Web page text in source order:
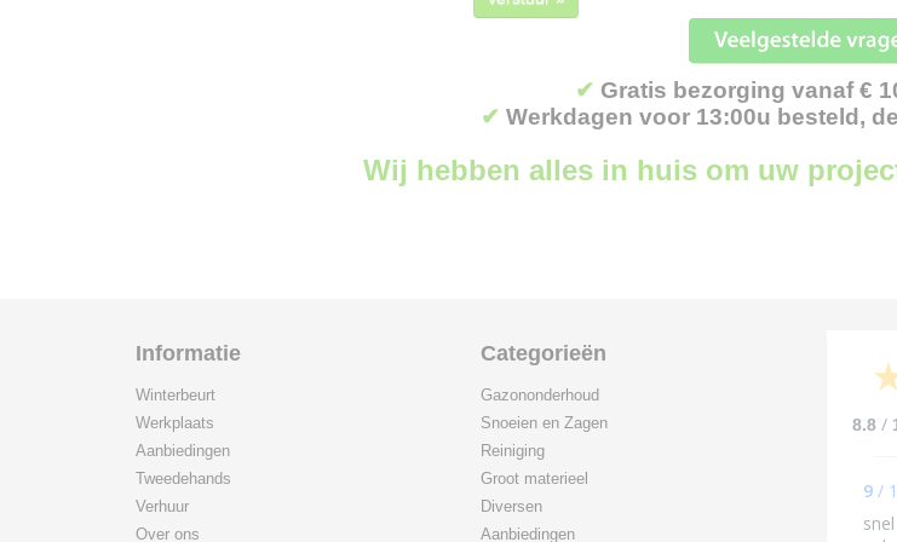
✔ Gratis bezorging vanaf €
✔ Werkdagen voor 13:00u besteld,
Wij hebben alles in huis om uw
Informatie
Winterbeurt
Werkplaats
Aanbiedingen
Tweedehands
Verhuur
Over ons
Categorieën
Gazononderhoud
Snoeien en Zagen
Reiniging
Groot materieel
Diversen
Aanbiedingen
8.8 /
9 /